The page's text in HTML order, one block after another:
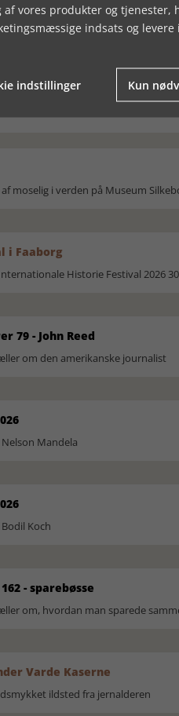
moselig i verden på Museum
i Faaborg
Historie Festival 2026
79 - John Reed
om den amerikanske journalist
Mandela
Koch
- sparebøsse
om, hvordan man sparede
Varde Kaserne
ildsted fra jernalderen
af vores produkter og tjenester,
indsats og
indstillinger Kun